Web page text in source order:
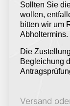
Sollten Sie
wollen,
bitten wir um
Abholtermins.
Die
Begleichung
Versand